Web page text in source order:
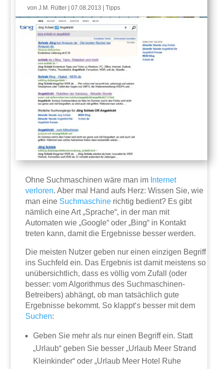
vonJ.M. Rütter |07.08.2013 |Tipps
Ohne Suchmaschinen wäre man im Internet
verloren. Aber mal Hand aufs Herz: Wissen Sie, wie
man eine Suchmaschine richtig bedient? Es gibt
nämlich eine Art „Sprache“, in der man mit
Automaten wie „Google“ oder „Bing“ in Kontakt
treten kann, damit die Ergebnisse besser werden.
Die meisten Nutzer geben nur einen einzigen Begriff
ins Suchfeld ein. Das Ergebnis ist damit meistens so
unübersichtlich, dass es völlig vom Zufall (oder
besser: vom Algorithmus des Suchmaschinen-
Betreibers) abhängt, ob man tatsächlich gute
Ergebnisse bekommt. So klappt‘s besser mit dem
Suchen:
Geben Sie mehr als nur einen Begriff ein. Statt
„Urlaub“ geben Sie besser „Urlaub Meer Strand
Kleinkinder“ oder „Urlaub Meer Hotel Ruhe